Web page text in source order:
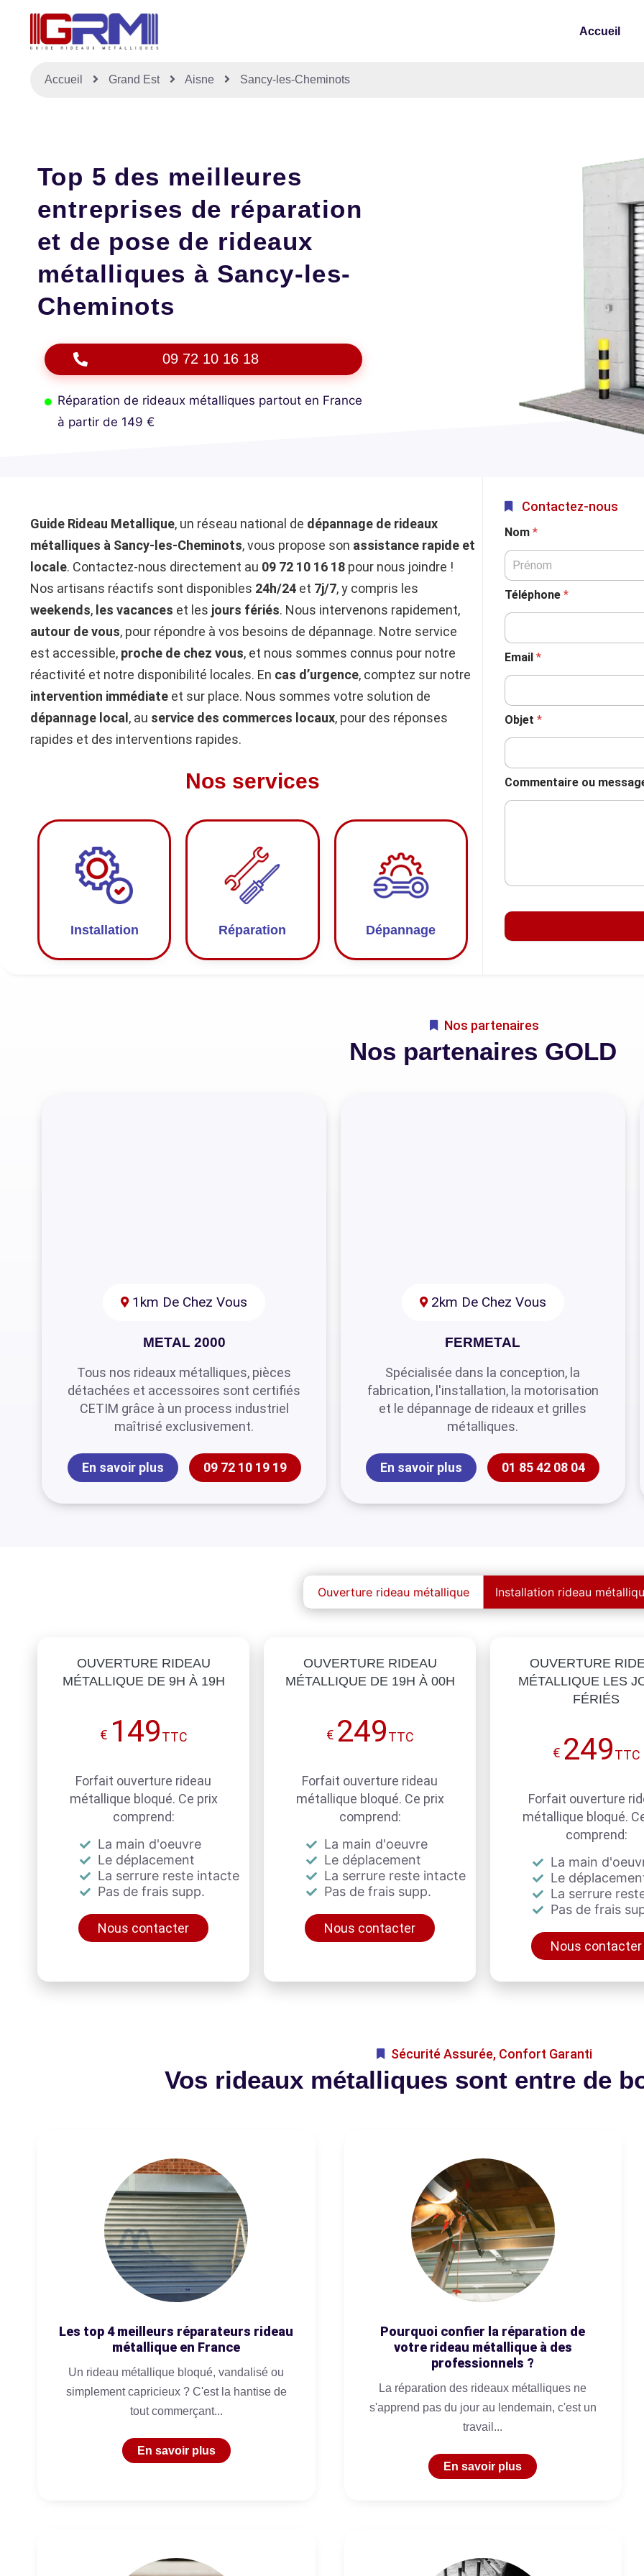
Accueil
Accueil Grand Est Aisne Sancy-les-Cheminots
Top 5 des meilleures
entreprises de réparation
et de pose de rideaux
métalliques à Sancy-les-
Cheminots
09 72 10 16 18
Réparation de rideaux métalliques partout en France
à partir de 149 €
Guide Rideau Metallique, un réseau national de dépannage de rideaux
métalliques à Sancy-les-Cheminots, vous propose son assistance rapide et
locale. Contactez-nous directement au 09 72 10 16 18 pour nous joindre !
Nos artisans réactifs sont disponibles 24h/24 et 7j/7, y compris les
weekends, les vacances et les jours fériés. Nous intervenons rapidement,
autour de vous, pour répondre à vos besoins de dépannage. Notre service
est accessible, proche de chez vous, et nous sommes connus pour notre
réactivité et notre disponibilité locales. En cas d’urgence, comptez sur notre
intervention immédiate et sur place. Nous sommes votre solution de
dépannage local, au service des commerces locaux, pour des réponses
rapides et des interventions rapides.
Nos services
Installation Réparation Dépannage
Contactez-nous
Nom *
Téléphone *
Email *
Objet *
Commentaire ou
Nos partenaires
Nos partenaires GOLD
1km De Chez Vous
METAL 2000
Tous nos rideaux métalliques, pièces
détachées et accessoires sont certifiés
CETIM grâce à un process industriel
maîtrisé exclusivement.
En savoir plus 09 72 10 19 19
2km De Chez Vous
FERMETAL
Spécialisée dans la conception, la
fabrication, l'installation, la motorisation
et le dépannage de rideaux et grilles
métalliques.
En savoir plus 01 85 42 08 04
Ouverture rideau métallique Installation rideau
OUVERTURE RIDEAU
MÉTALLIQUE DE 9H À 19H
€ 149TTC
Forfait ouverture rideau
métallique bloqué. Ce prix
comprend:
La main d'oeuvre
Le déplacement
La serrure reste intacte
Pas de frais supp.
Nous contacter
OUVERTURE RIDEAU
MÉTALLIQUE DE 19H À 00H
€ 249TTC
Forfait ouverture rideau
métallique bloqué. Ce prix
comprend:
La main d'oeuvre
Le déplacement
La serrure reste intacte
Pas de frais supp.
Nous contacter
OUVERTURE
MÉTALLIQUE LES
FÉRIÉS
€ 249TTC
Forfait ouverture
métallique bloqué.
comprend:
La main
Le
La serrure
Pas de frais
Nous contacter
Sécurité Assurée, Confort Garanti
Vos rideaux métalliques sont entre de
Les top 4 meilleurs réparateurs rideau
métallique en France
Un rideau métallique bloqué, vandalisé ou
simplement capricieux ? C'est la hantise de
tout commerçant...
En savoir plus
Pourquoi confier la réparation de
votre rideau métallique à des
professionnels ?
La réparation des rideaux métalliques ne
s'apprend pas du jour au lendemain, c'est un
travail...
En savoir plus